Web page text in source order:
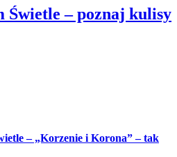
Świetle – poznaj kulisy
– „Korzenie i Korona” – tak